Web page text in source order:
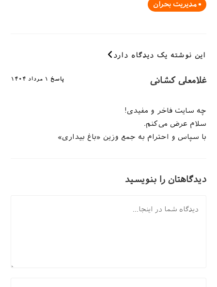
مدیریت بحران
این نوشته یک دیدگاه دارد
غلامعلی کشانی پاسخ ۱ مرداد ۱۴۰۴
چه سایت فاخر و مفیدی!
سلام عرض می‌کنم.
با سپاس و احترام به جمع وزین «باغ بیداری»
دیدگاهتان را بنویسید